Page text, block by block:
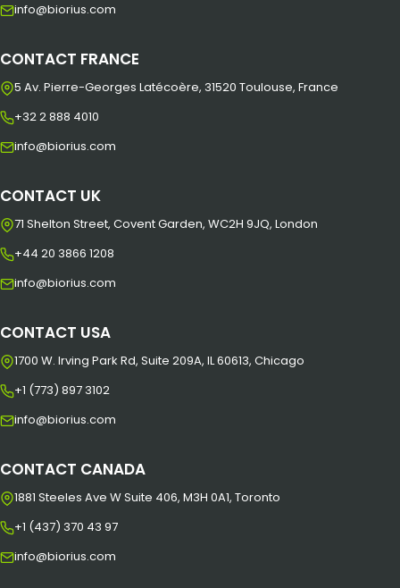
info@biorius.com
CONTACT FRANCE
5 Av. Pierre-Georges Latécoère, 31520 Toulouse, France
+32 2 888 4010
info@biorius.com
CONTACT UK
71 Shelton Street, Covent Garden, WC2H 9JQ, London
+44 20 3866 1208
info@biorius.com
CONTACT USA
1700 W. Irving Park Rd, Suite 209A, IL 60613, Chicago
+1 (773) 897 3102
info@biorius.com
CONTACT CANADA
1881 Steeles Ave W Suite 406, M3H 0A1, Toronto
+1 (437) 370 43 97
info@biorius.com